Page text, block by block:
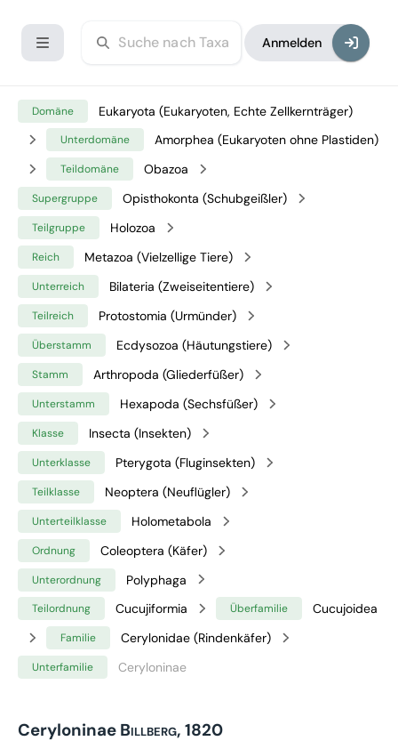
Anmelden
Domäne Eukaryota (Eukaryoten, Echte Zellkernträger)
Unterdomäne Amorphea (Eukaryoten ohne Plastiden)
Teildomäne Obazoa
Supergruppe Opisthokonta (Schubgeißler)
Teilgruppe Holozoa
Reich Metazoa (Vielzellige Tiere)
Unterreich Bilateria (Zweiseitentiere)
Teilreich Protostomia (Urmünder)
Überstamm Ecdysozoa (Häutungstiere)
Stamm Arthropoda (Gliederfüßer)
Unterstamm Hexapoda (Sechsfüßer)
Klasse Insecta (Insekten)
Unterklasse Pterygota (Fluginsekten)
Teilklasse Neoptera (Neuflügler)
Unterteilklasse Holometabola
Ordnung Coleoptera (Käfer)
Unterordnung Polyphaga
Teilordnung Cucujiformia Überfamilie Cucujoidea
Familie Cerylonidae (Rindenkäfer)
Unterfamilie Ceryloninae
Ceryloninae Billberg, 1820